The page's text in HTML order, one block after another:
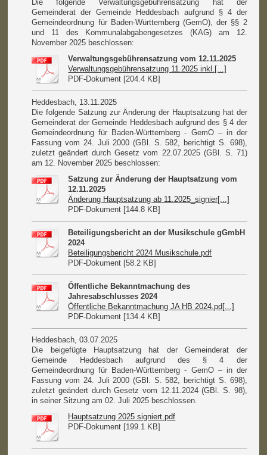
Die folgende Verwaltungsgebührensatzung hat der
Gemeinderat der Gemeinde Heddesbach aufgrund § 4 der
Gemeindeordnung für Baden-Württemberg (GemO), der §§ 2
und 11 des Kommunalabgabengesetzes (KAG) am 12.
November 2025 beschlossen:
Verwaltungsgebührensatzung vom 12.11.2025
Verwaltungsgebührensatzung 11.2025 inkl.[...]
PDF-Dokument [204.4 KB]
Heddesbach, 13.11.2025
Die folgende Satzung zur Änderung der Hauptsatzung hat der
Gemeinderat der Gemeinde Heddesbach aufgrund des § 4 der
Gemeindeordnung für Baden-Württemberg - GemO – in der
Fassung vom 24. Juli 2000 (GBl. S. 582, berichtigt S. 698),
zuletzt geändert durch Gesetz vom 22.07.2025 (GBl. S. 71)
am 12. November 2025 beschlossen:
Satzung zur Änderung der Hauptsatzung vom
12.11.2025
Änderung Hauptsatzung ab 11.2025_signier[...]
PDF-Dokument [144.8 KB]
Beteiligungsbericht an der Musikschule gGmbH
2024
Beteiligungsbericht 2024 Musikschule.pdf
PDF-Dokument [58.2 KB]
Öffentliche Bekanntmachung des
Jahresabschlusses 2024
Öffentliche Bekanntmachung JA HB 2024.pd[...]
PDF-Dokument [134.4 KB]
Heddesbach, 03.07.2025
Die beigefügte Hauptsatzung hat der Gemeinderat der
Gemeinde Heddesbach aufgrund des § 4 der
Gemeindeordnung für Baden-Württemberg - GemO – in der
Fassung vom 24. Juli 2000 (GBl. S. 582, berichtigt S. 698),
zuletzt geändert durch Gesetz vom 12.11.2024 (GBl. S. 98),
in seiner Sitzung am 02. Juli 2025 beschlossen.
Hauptsatzung 2025 signiert.pdf
PDF-Dokument [199.1 KB]